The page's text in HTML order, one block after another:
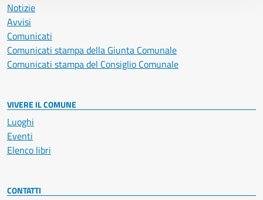
Notizie
Avvisi
Comunicati
Comunicati stampa della Giunta Comunale
Comunicati stampa del Consiglio Comunale
VIVERE IL COMUNE
Luoghi
Eventi
Elenco libri
CONTATTI